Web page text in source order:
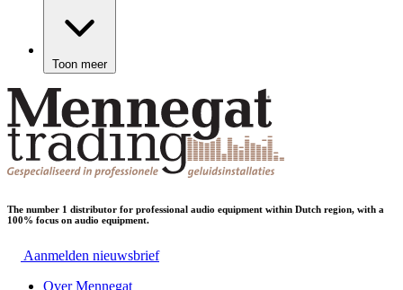
Toon meer
The number 1 distributor for professional audio equipment within Dutch region, with a
100% focus on audio equipment.
Aanmelden nieuwsbrief
Over Mennegat